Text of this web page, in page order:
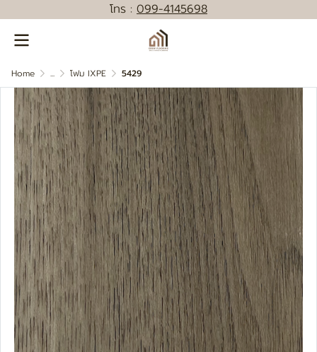
โทร : 099-4145698
Home ... โฟม IXPE 5429